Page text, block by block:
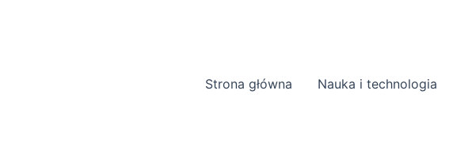
Strona główna Nauka i technologia